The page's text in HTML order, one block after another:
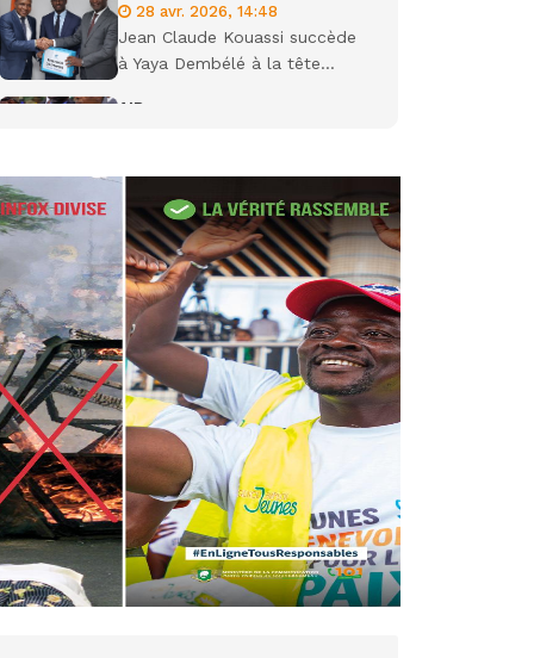
28 avr. 2026, 14:48
Jean Claude Kouassi succède
à Yaya Dembélé à la tête...
AIP
Sadio Camara tué lors
d’attaques...
AIP
22 avr. 2026, 16:41
Des bureaux ravagés dans un
incendie survenu à la mairie...
AIP
10 avr. 2026, 09:48
Nommé Médiateur de la
République, Gaoussou Touré
prend officiellement fonction
AIP
13 mars 2026, 10:43
Nécrologie : décès de
Guillaume Houphouët-Boigny,
fils du Père fondateur...